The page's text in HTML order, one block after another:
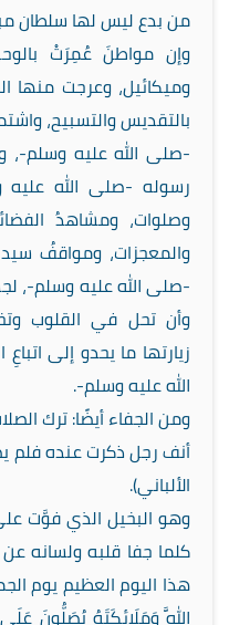
من بدع ليس لها سلطان
وإن مواطنَ عُمِرَتْ
وميكائيل، وعرجت منها
بالتقديس والتسبيح،
-صلى الله عليه وسلم-،
رسوله -صلى الله
وصلوات، ومشاهدُ
والمعجزات، ومواقفُ سيد
-صلى الله عليه وسلم-،
وأن تحل في القلوب
زيارتها ما يحدو إلى
الله عليه وسلم-.
ومن الجفاء أيضًا: ترك
أنف رجل ذكرت عنده فلم
الألباني).
وهو البخيل الذي فوَّت
كلما جفا قلبه ولسانه
هذا اليوم العظيم يوم
اللَّهَ وَمَلَائِكَتَهُ يُصَلُّونَ